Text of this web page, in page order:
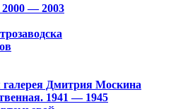
— 2003
галерея Дмитрия Москина
1941 — 1945